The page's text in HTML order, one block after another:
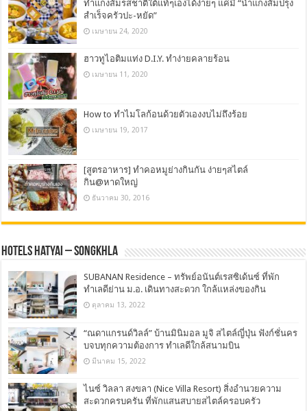
ทำแกงส้มรสชาติใต้แท้ๆเองได้ง่ายๆ แค่มี “น้ำแกงส้มปรุง
สำเร็จครัวปะ-หยัด”
เมษายน 24, 2020
ฮาวทูไอติมแท่ง D.I.Y. ทำง่ายคลายร้อน
เมษายน 11, 2020
How to ทำไมโลก้อนด้วยตัวเองงบไม่ถึงร้อย
เมษายน 19, 2017
[สูตรอาหาร] ทำคอหมูย่างกินกัน ง่ายๆสไตล์
กิน@หาดใหญ่
ธันวาคม 30, 2016
Hotels Hatyai – Songkhla
SUBANAN Residence – ทรัพย์อนันต์เรสซิเด้นซ์ ที่พัก
ทำเลดีย่าน ม.อ. เดินทางสะดวก ใกล้แหล่งของกิน
ตุลาคม 13, 2022
“ณดาแกรนด์วิลล์” บ้านมินิมอล มูจิ สไตล์ญี่ปุ่น ฟังก์ชั่นคร
บจบทุกความต้องการ ทำเลดีใกล้สนามบิน
มีนาคม 15, 2022
ไนซ์ วิลลา สงขลา (Nice Villa Resort) สิ่งอำนวยความ
สะดวกครบครัน ที่พักแสนสบายสไตล์ครอบครัว